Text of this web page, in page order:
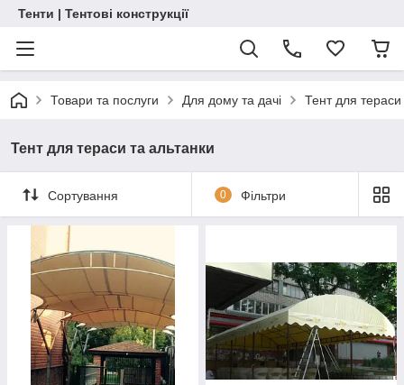
Тенти | Тентові конструкції
Товари та послуги Для дому та дачі Тент для тераси
Тент для тераси та альтанки
Сортування 0 Фільтри